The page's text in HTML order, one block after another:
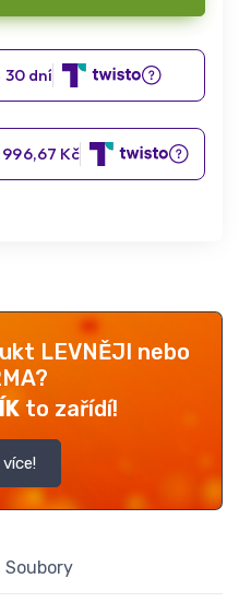
LEVNĚJI nebo
to zařídí!
Soubory